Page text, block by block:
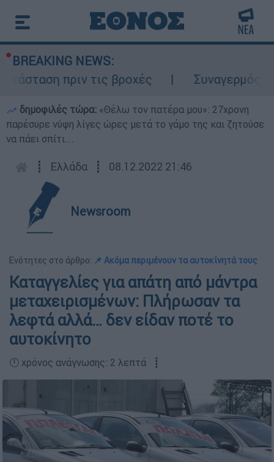
BREAKING NEWS:
πριν τις βροχές
Συναγερμός
δημοφιλές τώρα: «Θέλω τον πατέρα μου»: 27χρονη
παρέσυρε νύφη λίγες ώρες μετά το γάμο της και ζητούσε
να πάει σπίτι...
┋ Ελλάδα ┋ 08.12.2022 21:46
Newsroom
Ενότητες στο άρθρο: 📌 Ακόμα περιμένουν τα αυτοκίνητά τους
Καταγγελίες για απάτη από μάντρα
μεταχειρισμένων: Πλήρωσαν τα
λεφτά αλλά… δεν είδαν ποτέ το
αυτοκίνητο
🕛 χρόνος ανάγνωσης: 2 λεπτά ┋